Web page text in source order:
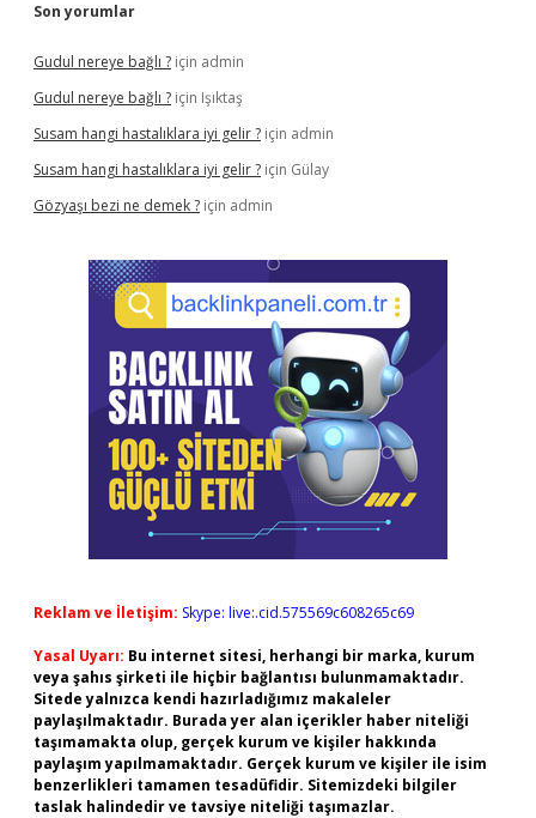
Son yorumlar
Gudul nereye bağlı ? için admin
Gudul nereye bağlı ? için Işıktaş
Susam hangi hastalıklara iyi gelir ? için admin
Susam hangi hastalıklara iyi gelir ? için Gülay
Gözyaşı bezi ne demek ? için admin
Reklam ve İletişim: Skype: live:.cid.575569c608265c69
Yasal Uyarı: Bu internet sitesi, herhangi bir marka, kurum
veya şahıs şirketi ile hiçbir bağlantısı bulunmamaktadır.
Sitede yalnızca kendi hazırladığımız makaleler
paylaşılmaktadır. Burada yer alan içerikler haber niteliği
taşımamakta olup, gerçek kurum ve kişiler hakkında
paylaşım yapılmamaktadır. Gerçek kurum ve kişiler ile isim
benzerlikleri tamamen tesadüfidir. Sitemizdeki bilgiler
taslak halindedir ve tavsiye niteliği taşımazlar.